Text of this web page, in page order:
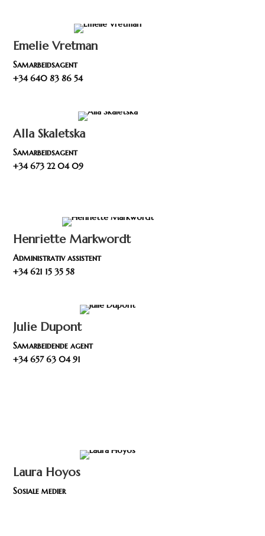
Emelie Vretman
Samarbeidsagent
+34 640 83 86 54
Alla Skaletska
Samarbeidsagent
+34 673 22 04 09
Henriette Markwordt
Administrativ assistent
+34 621 15 35 58
Julie Dupont
Samarbeidende agent
+34 657 63 04 91
Laura Hoyos
Sosiale medier